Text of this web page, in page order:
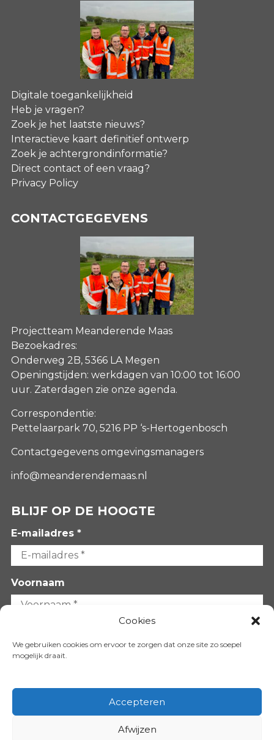
Cookies
We gebruiken cookies om ervoor te zorgen dat onze site zo soepel
mogelijk draait.
Accepteren
Afwijzen
Digitale toegankelijkheid
Heb je vragen?
Zoek je het laatste nieuws?
Interactieve kaart definitief ontwerp
Zoek je achtergrondinformatie?
Direct contact of een vraag?
Privacy Policy
CONTACTGEGEVENS
Projectteam Meanderende Maas
Bezoekadres:
Onderweg 2B, 5366 LA Megen
Openingstijden: werkdagen van 10:00 tot 16:00
uur. Zaterdagen zie onze agenda.
Correspondentie:
Pettelaarpark 70, 5216 PP ‘s-Hertogenbosch
Contactgegevens omgevingsmanagers
info@meanderendemaas.nl
BLIJF OP DE HOOGTE
E-mailadres *
Voornaam
VOLG ONS OP: